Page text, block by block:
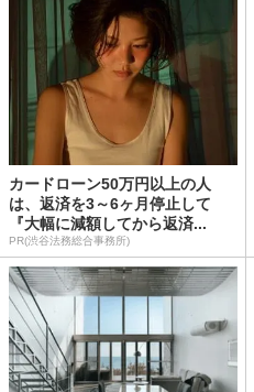
カードローン50万円以上の人
は、返済を3～6ヶ月停止して
『大幅に減額してから返済...
PR(渋谷法務総合事務所)